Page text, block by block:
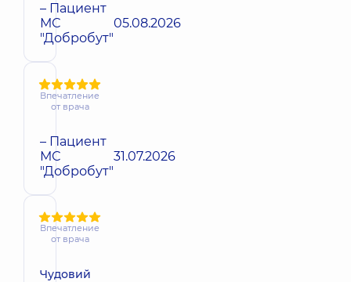
– Пациент
МС
"Добробут"
05.08.2026
Впечатление
от врача
– Пациент
МС
"Добробут"
31.07.2026
Впечатление
от врача
Чудовий